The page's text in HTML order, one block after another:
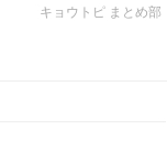
キョウトピ まとめ部